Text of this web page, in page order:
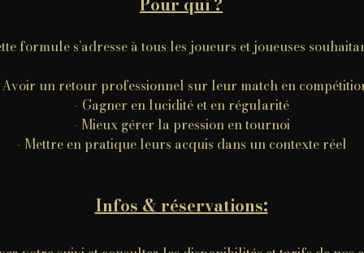
formule s’adresse à tous les joueurs et joueuses
un retour professionnel sur leur match en
- Gagner en lucidité et en régularité
- Mieux gérer la pression en tournoi
- Mettre en pratique leurs acquis dans un contexte réel
Infos & réservations: